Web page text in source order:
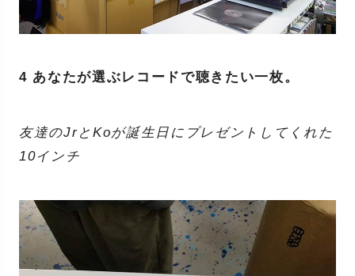
4 あなたが選ぶレコードで聴きたい一枚。
友達のJrとKoが誕生日にプレゼントしてくれた
10インチ